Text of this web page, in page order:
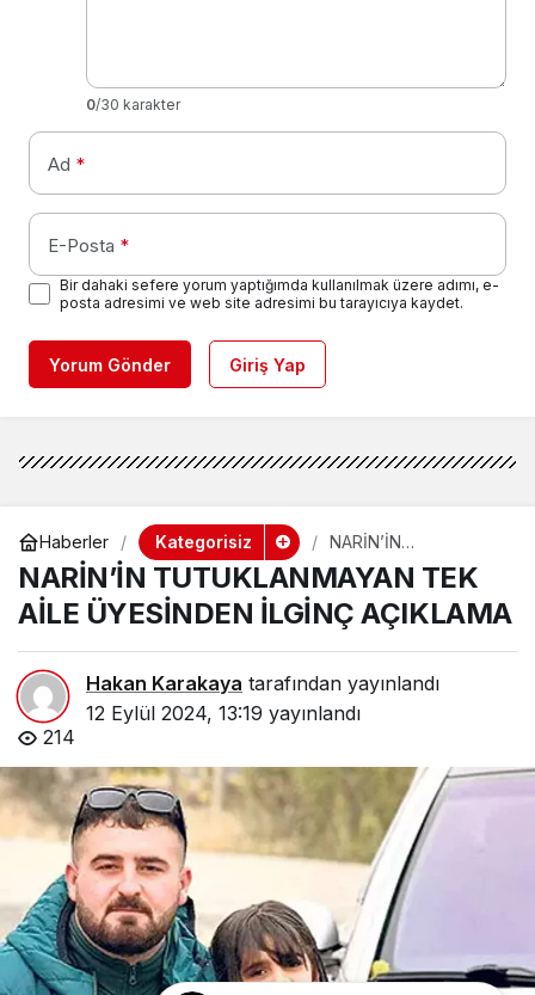
0/30 karakter
Ad *
E-Posta *
Bir dahaki sefere yorum yaptığımda kullanılmak üzere adımı, e-
posta adresimi ve web site adresimi bu tarayıcıya kaydet.
Yorum Gönder Giriş Yap
Haberler Kategorisiz
NARİN’İN
TEK AİLE ÜYESİNDEN
İLGİNÇ AÇIKLAMA
NARİN’İN TUTUKLANMAYAN TEK
AİLE ÜYESİNDEN İLGİNÇ AÇIKLAMA
Hakan Karakaya tarafından yayınlandı
12 Eylül 2024, 13:19 yayınlandı
214